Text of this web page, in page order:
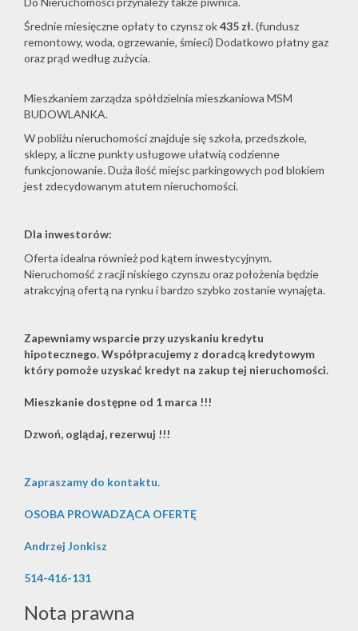
Średnie miesięczne opłaty to czynsz ok435 zł.(fundusz
remontowy, woda, ogrzewanie, śmieci) Dodatkowo płatny gaz
oraz prąd według zużycia.
Mieszkaniem zarządza spółdzielnia mieszkaniowa MSM
BUDOWLANKA.
W pobliżu nieruchomości znajduje się szkoła, przedszkole,
sklepy, a liczne punkty usługowe ułatwią codzienne
funkcjonowanie. Duża ilość miejsc parkingowych pod blokiem
jest zdecydowanym atutem nieruchomości.
Dla inwestorów:
Oferta idealna również pod kątem inwestycyjnym.
Nieruchomość z racji niskiego czynszu oraz położenia będzie
atrakcyjną ofertą na rynku i bardzo szybko zostanie wynajęta.
Zapewniamy wsparcie przy uzyskaniu kredytu
hipotecznego. Współpracujemy z doradcą kredytowym
który pomoże uzyskać kredyt na zakup tej nieruchomości.
Mieszkanie dostępne od 1 marca !!!
Dzwoń, oglądaj, rezerwuj !!!
Zapraszamy do kontaktu.
OSOBA PROWADZĄCA OFERTĘ
Andrzej Jonkisz
514-416-131
Nota prawna